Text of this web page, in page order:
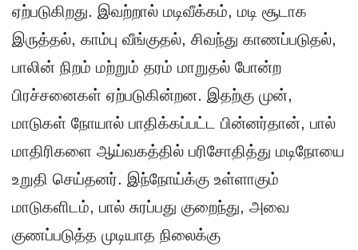
ஏற்படுகிறது. இவற்றால் மடிவீக்கம், மடி சூடாக
இருத்தல், காம்பு வீங்குதல், சிவந்து காணப்படுதல்,
பாலின் நிறம் மற்றும் தரம் மாறுதல் போன்ற
பிரச்சனைகள் ஏற்படுகின்றன. இதற்கு முன்,
மாடுகள் நோயால் பாதிக்கப்பட்ட பின்னர்தான், பால்
மாதிரிகளை ஆய்வகத்தில் பரிசோதித்து மடிநோயை
உறுதி செய்தனர். இந்நோய்க்கு உள்ளாகும்
மாடுகளிடம், பால் சுரப்பது குறைந்து, அவை
குணப்படுத்த முடியாத நிலைக்கு